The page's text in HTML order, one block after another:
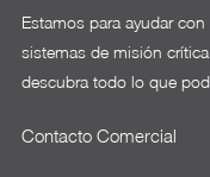
Estamos para ayudar
sistemas de misión
descubra todo lo que
Contacto Comercial